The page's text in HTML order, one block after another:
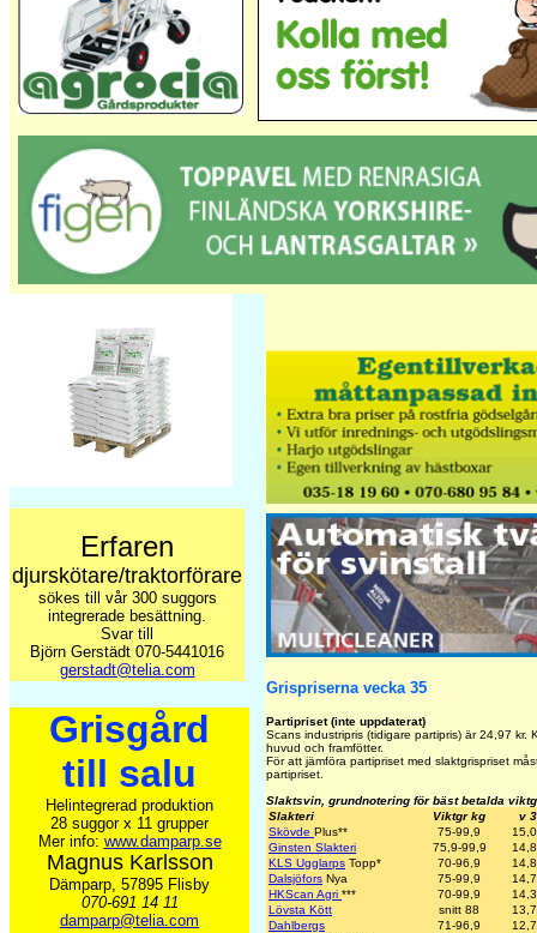
Erfaren
djurskötare/traktorförare
sökes till vår 300 suggors
integrerade besättning.
Svar till
Björn Gerstädt 070-5441016
gerstadt@telia.com
Grisgård
till salu
Helintegrerad produktion
28 suggor x 11 grupper
Mer info: www.damparp.se
Magnus Karlsson
Dämparp, 57895 Flisby
070-691 14 11
damparp@telia.com
Grispriserna vecka 35
Partipriset (inte uppdaterat)
Scans industripris (tidigare partipris) är24,97 kr.
huvud och framfötter.
För att jämföra partipriset med slaktgrispriset
partipriset.
Slaktsvin, grundnotering för bäst betalda
Slakteri
Viktgr kg
v
Skövde Plus** 75-99,9
Ginsten Slakteri
75,9-99,9
KLS Ugglarps Topp* 70-96,9
Dalsjöfors Nya 75-99,9
HKScan Agri *** 70-99,9
Lövsta Kött
snitt 88
Dahlbergs
71-96,9